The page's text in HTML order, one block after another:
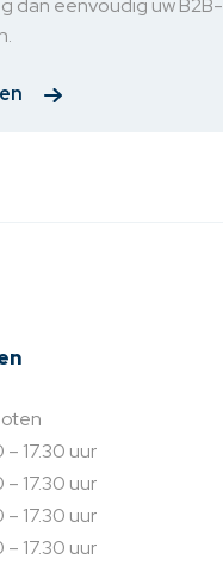
dan eenvoudig uw B2B-
– 17.30 uur
– 17.30 uur
– 17.30 uur
– 17.30 uur